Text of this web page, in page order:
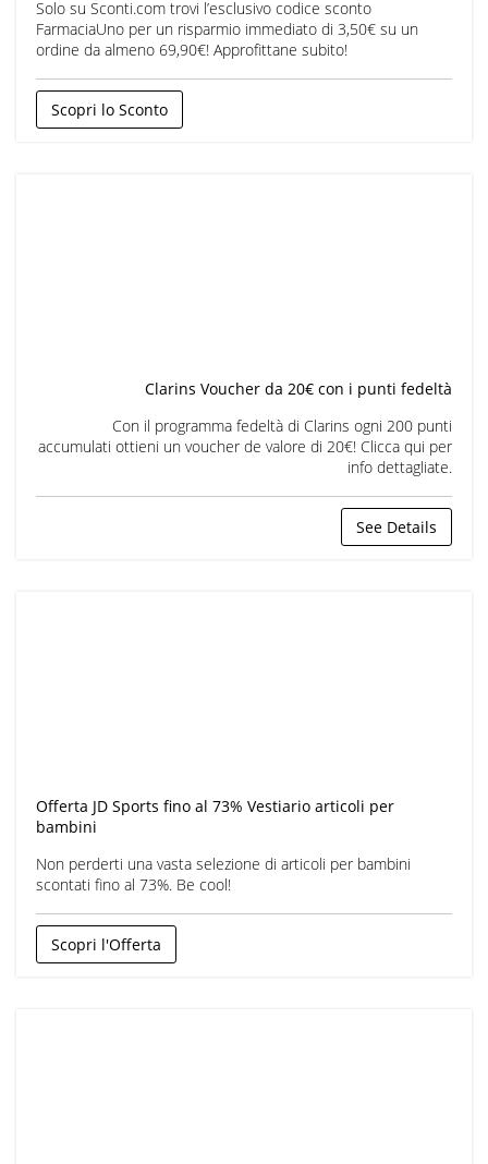
Solo su Sconti.com trovi l’esclusivo codice sconto
FarmaciaUno per un risparmio immediato di 3,50€ su un
ordine da almeno 69,90€! Approfittane subito!
Scopri lo Sconto
Clarins Voucher da 20€ con i punti fedeltà
Con il programma fedeltà di Clarins ogni 200 punti
accumulati ottieni un voucher de valore di 20€! Clicca qui per
info dettagliate.
See Details
Offerta JD Sports fino al 73% Vestiario articoli per
bambini
Non perderti una vasta selezione di articoli per bambini
scontati fino al 73%. Be cool!
Scopri l'Offerta